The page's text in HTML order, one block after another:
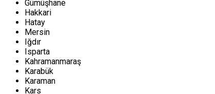
Gümüşhane
Hakkari
Hatay
Mersin
Iğdır
Isparta
Kahramanmaraş
Karabük
Karaman
Kars